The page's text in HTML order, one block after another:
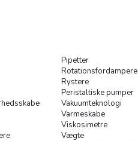
Pipetter
Rotationsfordampere
Rystere
Peristaltiske pumper
Vakuumteknologi
Varmeskabe
Viskosimetre
Vægte